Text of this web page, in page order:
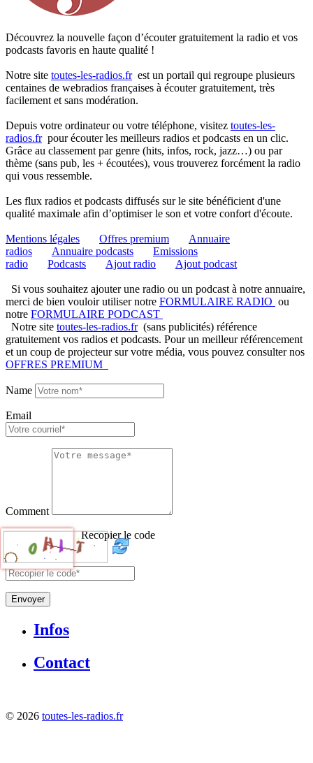
Découvrez la nouvelle façon d’écouter gratuitement la radio et vos
podcasts favoris en haute qualité !
Notre site toutes-les-radios.frest un portail qui regroupe plusieurs
centaines de webradios françaises à écouter gratuitement, très
facilement et sans modération.
Depuis votre ordinateur ou votre téléphone, visitez toutes-les-
radios.frpour écouter les meilleurs radios et podcasts en un clic.
Grâce au classement par genre (hits, infos, rock, jazz…) ou par
thème (sans pub, les + écoutées), vous trouverez forcément la radio
qui vous ressemble.
Les flux radios et podcasts diffusés sur le site bénéficient d'une
qualité maximale afin d’optimiser le son et votre confort d'écoute.
Mentions légales Offres premium
Annuaire
radios
Annuaire podcasts
Emissions
radio
Podcasts Ajout radio Ajout podcast
Si vous souhaitez ajouter une radio ou un podcast à notre annuaire,
merci de bien vouloir utiliser notre FORMULAIRE RADIO ou
notre FORMULAIRE PODCAST
Notre site toutes-les-radios.fr(sans publicités) référence
gratuitement vos radios et podcasts. Pour un meilleur référencement
et un coup de projecteur sur votre média, vous pouvez consulter nos
OFFRES PREMIUM
Name
Email
Comment
Recopier le code
Envoyer
Infos
Contact
© 2026 toutes-les-radios.fr